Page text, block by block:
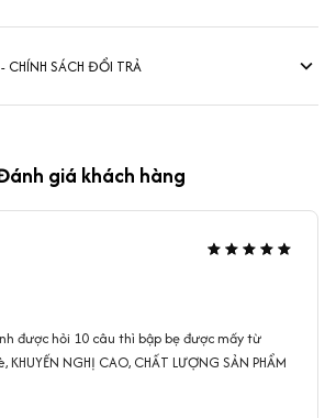
CHÍNH SÁCH ĐỔI TRẢ
giá khách hàng
được hỏi 10 câu thì bập bẹ được mấy từ
NGHỊ CAO, CHẤT LƯỢNG SẢN PHẨM